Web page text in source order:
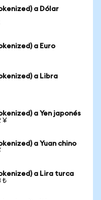
a Dólar
a Euro
a Libra
a Yen japonés
¥
a Yuan chino
a Lira turca
₺